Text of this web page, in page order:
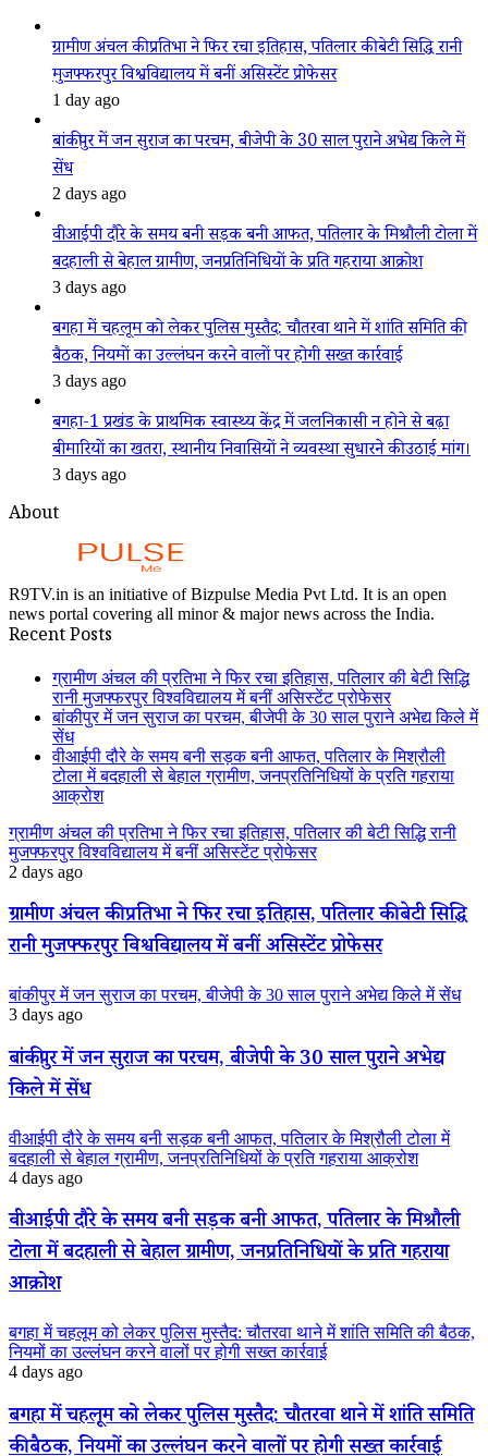
ग्रामीण अंचल की प्रतिभा ने फिर रचा इतिहास, पतिलार की बेटी सिद्धि रानी
मुजफ्फरपुर विश्वविद्यालय में बनीं असिस्टेंट प्रोफेसर
1 day ago
बांकीपुर में जन सुराज का परचम, बीजेपी के 30 साल पुराने अभेद्य किले में
सेंध
2 days ago
वीआईपी दौरे के समय बनी सड़क बनी आफत, पतिलार के मिश्रौली टोला में
बदहाली से बेहाल ग्रामीण, जनप्रतिनिधियों के प्रति गहराया आक्रोश
3 days ago
बगहा में चहलूम को लेकर पुलिस मुस्तैद: चौतरवा थाने में शांति समिति की
बैठक, नियमों का उल्लंघन करने वालों पर होगी सख्त कार्रवाई
3 days ago
बगहा-1 प्रखंड के प्राथमिक स्वास्थ्य केंद्र में जलनिकासी न होने से बढ़ा
बीमारियों का खतरा, स्थानीय निवासियों ने व्यवस्था सुधारने की उठाई मांग।
3 days ago
About
R9TV.in is an initiative of Bizpulse Media Pvt Ltd. It is an open
news portal covering all minor & major news across the India.
Recent Posts
ग्रामीण अंचल की प्रतिभा ने फिर रचा इतिहास, पतिलार की बेटी सिद्धि
रानी मुजफ्फरपुर विश्वविद्यालय में बनीं असिस्टेंट प्रोफेसर
बांकीपुर में जन सुराज का परचम, बीजेपी के 30 साल पुराने अभेद्य किले में
सेंध
वीआईपी दौरे के समय बनी सड़क बनी आफत, पतिलार के मिश्रौली
टोला में बदहाली से बेहाल ग्रामीण, जनप्रतिनिधियों के प्रति गहराया
आक्रोश
ग्रामीण अंचल की प्रतिभा ने फिर रचा इतिहास, पतिलार की बेटी सिद्धि रानी
मुजफ्फरपुर विश्वविद्यालय में बनीं असिस्टेंट प्रोफेसर
2 days ago
ग्रामीण अंचल की प्रतिभा ने फिर रचा इतिहास, पतिलार की बेटी सिद्धि
रानी मुजफ्फरपुर विश्वविद्यालय में बनीं असिस्टेंट प्रोफेसर
बांकीपुर में जन सुराज का परचम, बीजेपी के 30 साल पुराने अभेद्य किले में सेंध
3 days ago
बांकीपुर में जन सुराज का परचम, बीजेपी के 30 साल पुराने अभेद्य
किले में सेंध
वीआईपी दौरे के समय बनी सड़क बनी आफत, पतिलार के मिश्रौली टोला में
बदहाली से बेहाल ग्रामीण, जनप्रतिनिधियों के प्रति गहराया आक्रोश
4 days ago
वीआईपी दौरे के समय बनी सड़क बनी आफत, पतिलार के मिश्रौली
टोला में बदहाली से बेहाल ग्रामीण, जनप्रतिनिधियों के प्रति गहराया
आक्रोश
बगहा में चहलूम को लेकर पुलिस मुस्तैद: चौतरवा थाने में शांति समिति की बैठक,
नियमों का उल्लंघन करने वालों पर होगी सख्त कार्रवाई
4 days ago
बगहा में चहलूम को लेकर पुलिस मुस्तैद: चौतरवा थाने में शांति समिति